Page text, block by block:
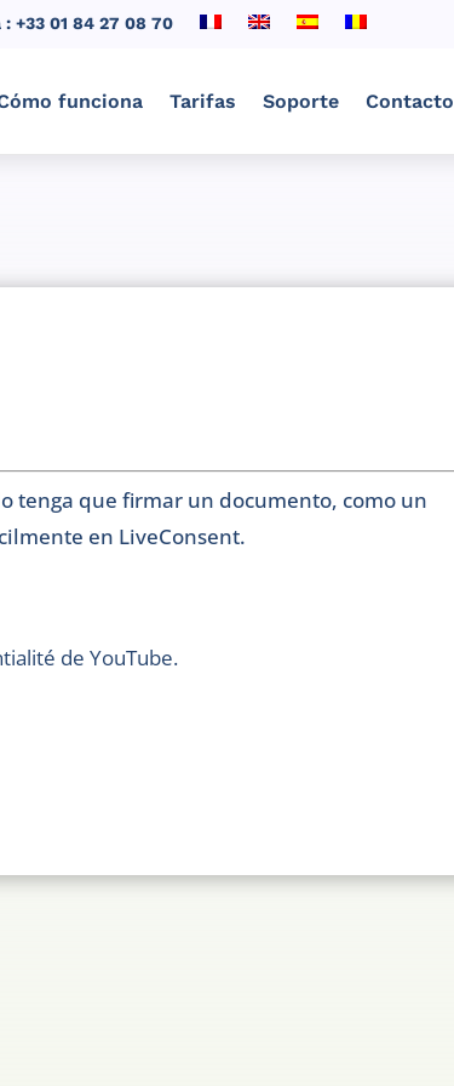
+33 01 84 27 08 70
funciona Tarifas Soporte Contacto
tenga que firmar un documento, como un
en LiveConsent.
de YouTube.